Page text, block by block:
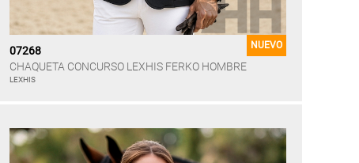
07268 NUEVO
CHAQUETA CONCURSO LEXHIS FERKO HOMBRE
LEXHIS